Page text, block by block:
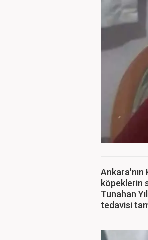
Ankara'nın
köpeklerin
Tunahan
tedavisi